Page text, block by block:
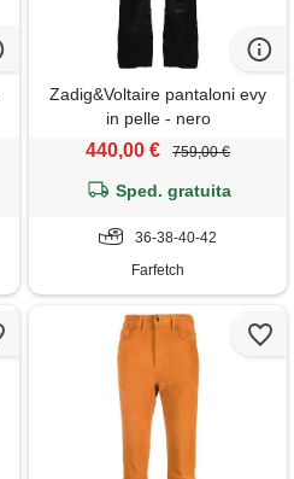
Zadig&Voltaire pantaloni evy
in pelle - nero
440,00 € 759,00 €
Sped. gratuita
36-38-40-42
Farfetch